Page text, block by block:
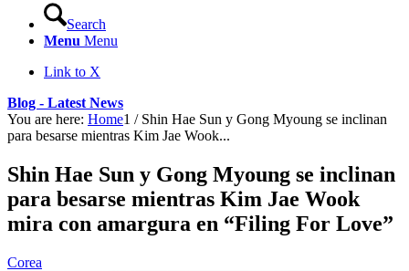
Search
Menu Menu
Link to X
Blog - Latest News
You are here: Home1 / Shin Hae Sun y Gong Myoung se inclinan
para besarse mientras Kim Jae Wook...
Shin Hae Sun y Gong Myoung se inclinan
para besarse mientras Kim Jae Wook
mira con amargura en “Filing For Love”
Corea